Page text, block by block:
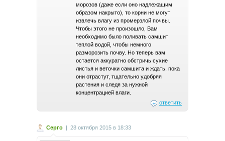
морозов (даже если оно надлежащим
образом накрыто), то корни не могут
извлечь влагу из промерзлой почвы.
Чтобы этого не произошло, Вам
необходимо было поливать самшит
теплой водой, чтобы немного
разморозить почву. Но теперь вам
остается аккуратно обстричь сухие
листья и веточки самшита и ждать, пока
они отрастут, тщательно удобряя
растения и следя за нужной
концентрацией влаги.
ответить
Серго | 28 октября 2015 в 18:33